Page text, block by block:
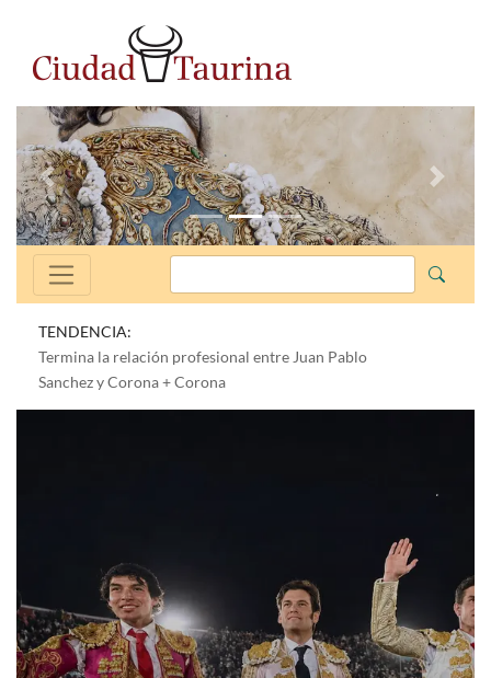
Anterior
TENDENCIA:
Termina la relación profesional entre Juan Pablo
Sanchez y Corona + Corona